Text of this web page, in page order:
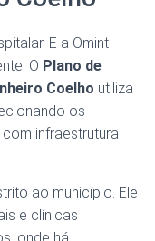
E a Omint
O Plano de
Coelho utiliza
os
infraestrutura
ao município. Ele
e clínicas